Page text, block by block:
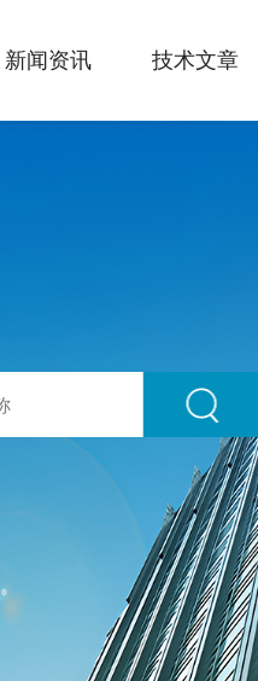
新闻资讯 技术文章